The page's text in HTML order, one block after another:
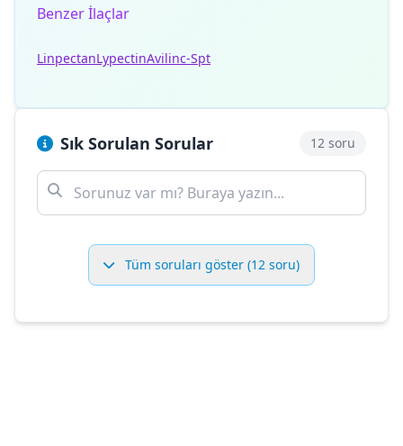
Benzer İlaçlar
LinpectanLypectinAvilinc-Spt
Sık Sorulan Sorular 12 soru
Tüm soruları göster (12 soru)